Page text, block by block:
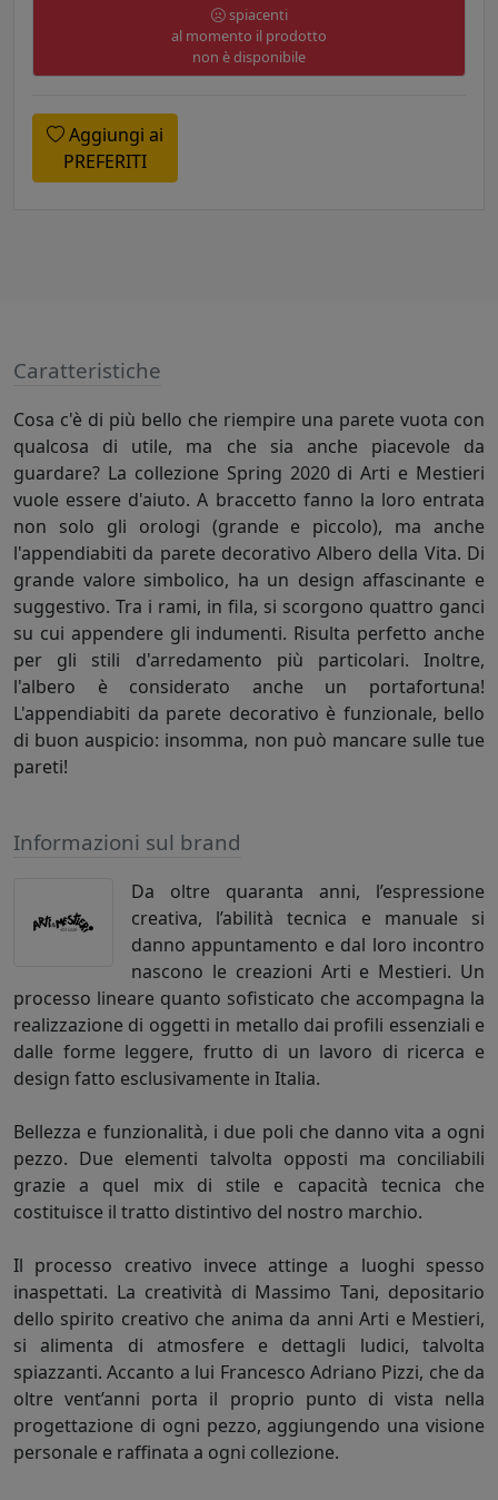
spiacenti
al momento il prodotto
non è disponibile
Aggiungi ai
PREFERITI
Caratteristiche
Cosa c'è di più bello che riempire una parete vuota con
qualcosa di utile, ma che sia anche piacevole da
guardare? La collezione Spring 2020 di Arti e Mestieri
vuole essere d'aiuto. A braccetto fanno la loro entrata
non solo gli orologi (grande e piccolo), ma anche
l'appendiabiti da parete decorativo Albero della Vita. Di
grande valore simbolico, ha un design affascinante e
suggestivo. Tra i rami, in fila, si scorgono quattro ganci
su cui appendere gli indumenti. Risulta perfetto anche
per gli stili d'arredamento più particolari. Inoltre,
l'albero è considerato anche un portafortuna!
L'appendiabiti da parete decorativo è funzionale, bello
di buon auspicio: insomma, non può mancare sulle tue
pareti!
Informazioni sul brand
Da oltre quaranta anni, l’espressione
creativa, l’abilità tecnica e manuale si
danno appuntamento e dal loro incontro
nascono le creazioni Arti e Mestieri. Un
processo lineare quanto sofisticato che accompagna la
realizzazione di oggetti in metallo dai profili essenziali e
dalle forme leggere, frutto di un lavoro di ricerca e
design fatto esclusivamente in Italia.
Bellezza e funzionalità, i due poli che danno vita a ogni
pezzo. Due elementi talvolta opposti ma conciliabili
grazie a quel mix di stile e capacità tecnica che
costituisce il tratto distintivo del nostro marchio.
Il processo creativo invece attinge a luoghi spesso
inaspettati. La creatività di Massimo Tani, depositario
dello spirito creativo che anima da anni Arti e Mestieri,
si alimenta di atmosfere e dettagli ludici, talvolta
spiazzanti. Accanto a lui Francesco Adriano Pizzi, che da
oltre vent’anni porta il proprio punto di vista nella
progettazione di ogni pezzo, aggiungendo una visione
personale e raffinata a ogni collezione.